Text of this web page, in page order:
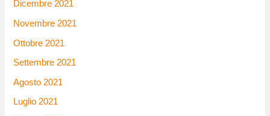
Dicembre 2021
Novembre 2021
Ottobre 2021
Settembre 2021
Agosto 2021
Luglio 2021